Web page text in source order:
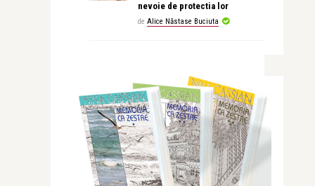
nevoie de protectia lor
de Alice Năstase Buciuta